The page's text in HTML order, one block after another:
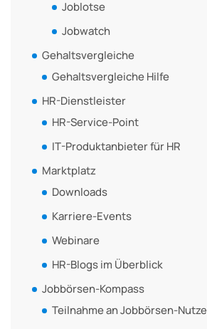
Joblotse
Jobwatch
Gehaltsvergleiche
Gehaltsvergleiche Hilfe
HR-Dienstleister
HR-Service-Point
IT-Produktanbieter für HR
Marktplatz
Downloads
Karriere-Events
Webinare
HR-Blogs im Überblick
Jobbörsen-Kompass
Teilnahme an Jobbörsen-